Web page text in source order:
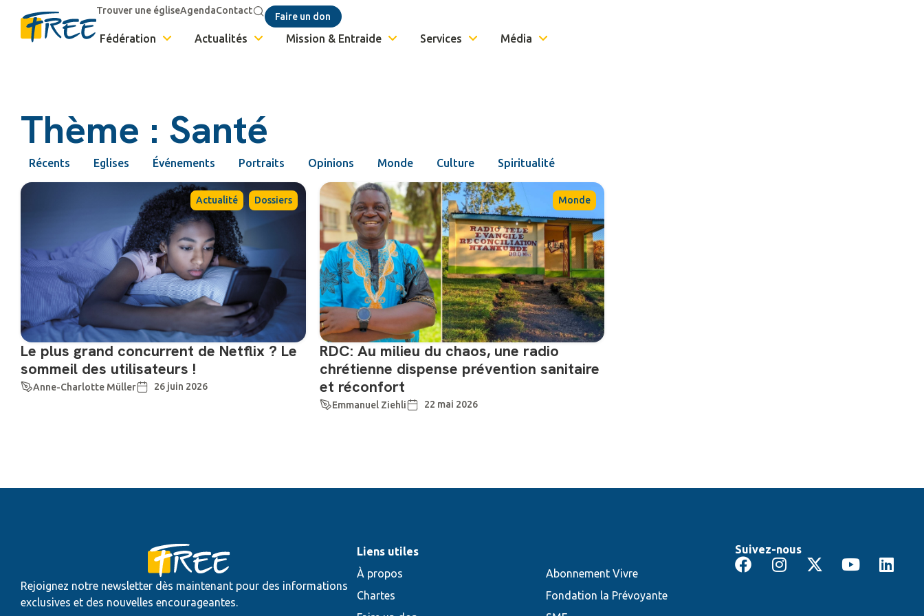
Trouver une égliseAgendaContact
Faire un don
Fédération Actualités Mission & Entraide Services Média
Thème : Santé
Récents Eglises Événements Portraits Opinions Monde Culture Spiritualité
Actualité , Dossiers
Le plus grand concurrent de Netflix ? Le
sommeil des utilisateurs !
Anne-Charlotte Müller 26 juin 2026
Monde
RDC: Au milieu du chaos, une radio
chrétienne dispense prévention sanitaire
et réconfort
Emmanuel Ziehli 22 mai 2026
Rejoignez notre newsletter dès maintenant pour des informations
exclusives et des nouvelles encourageantes.
Liens utiles
À propos
Abonnement Vivre
Chartes
Fondation la Prévoyante
Suivez-nous